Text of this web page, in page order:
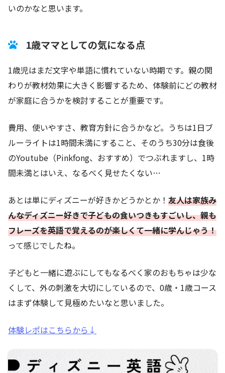
いのかなと思います。
1歳ママとしての気になる点
1歳児はまだ文字や単語に慣れていない時期です。親の関
わりが教材効果に大きく影響するため、体験前にどの教材
が家庭に合うかを検討することが重要です。
費用、使いやすさ、教育方針に合うかなど。うちは1日ブ
ルーライトは1時間未満にすること、そのうち30分は食後
のYoutube（Pinkfong、おすすめ）でつぶれますし、1時
間未満とはいえ、なるべく見せたくない…
あとは単にディズニーが好きかどうかとか！ 友人は家族み
んなディズニー好きで子どもの食いつきもすごいし、親も
フレーズを英語で覚えるのが楽しくて一緒に学んじゃう！
って感じでしたね。
子どもと一緒に遊ぶにしてもなるべく家のおもちゃは少な
くして、外の刺激を大切にしているので、0歳・1歳コース
はまず体験して見極めたいなと思いました。
体験レポはこちらから↓